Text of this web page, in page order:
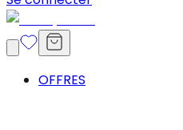
OFFRES